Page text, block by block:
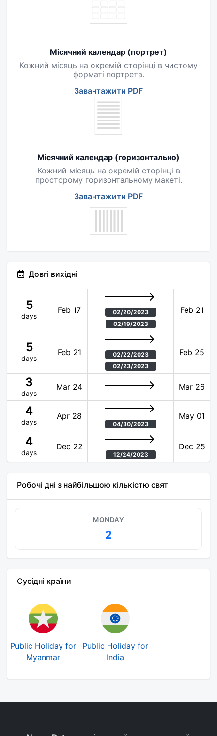
Місячний календар (портрет)
Кожний місяць на окремій сторінці в чистому
форматі портрета.
Завантажити PDF
Місячний календар (горизонтально)
Кожний місяць на окремій сторінці в
просторому горизонтальному макеті.
Завантажити PDF
Довгі вихідні
5
days
Feb 17
02/20/2023
02/19/2023
Feb 21
5
days
Feb 21
02/22/2023
02/23/2023
Feb 25
3
days
Mar 24 Mar 26
4
days
Apr 28
04/30/2023
May 01
4
days
Dec 22
12/24/2023
Dec 25
Робочі дні з найбільшою кількістю свят
MONDAY
2
Сусідні країни
Public Holiday for
Myanmar
Public Holiday for
India